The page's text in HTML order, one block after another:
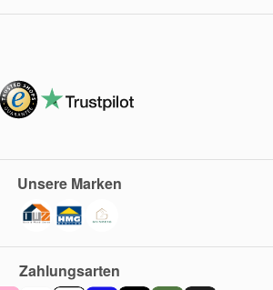
Zahlungsarten
Unsere Marken